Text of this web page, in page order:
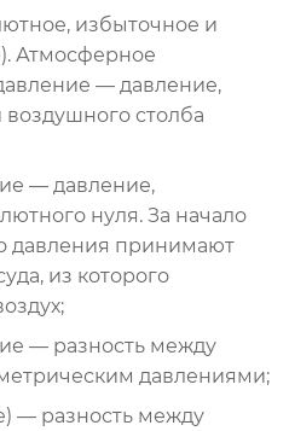
избыточное и
Атмосферное
— давление,
столба
— давление,
нуля. За начало
давления принимают
из которого
— разность между
давлениями;
— разность между